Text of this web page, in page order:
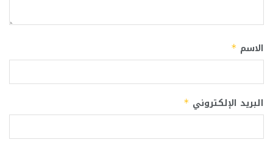
الاسم *
البريد الإلكتروني *